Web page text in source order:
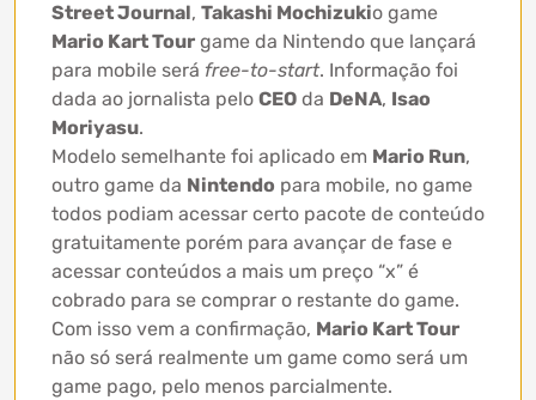
Street Journal, Takashi Mochizukio game
Mario Kart Tour game da Nintendo que lançará
para mobile será free-to-start. Informação foi
dada ao jornalista pelo CEO da DeNA, Isao
Moriyasu.
Modelo semelhante foi aplicado em Mario Run,
outro game da Nintendo para mobile, no game
todos podiam acessar certo pacote de conteúdo
gratuitamente porém para avançar de fase e
acessar conteúdos a mais um preço “x” é
cobrado para se comprar o restante do game.
Com isso vem a confirmação, Mario Kart Tour
não só será realmente um game como será um
game pago, pelo menos parcialmente.